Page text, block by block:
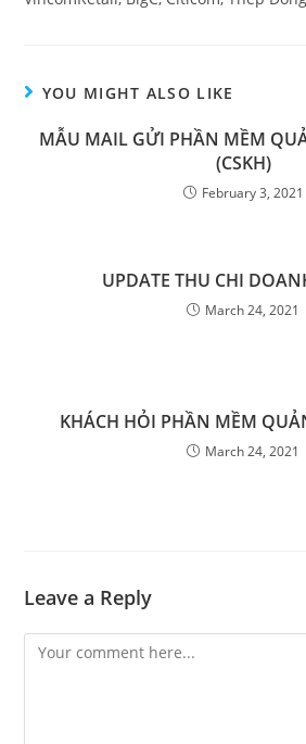
YOU MIGHT ALSO LIKE
MẪU MAIL GỬI PHẦN MỀM
(CSKH)
February 3, 2021
UPDATE THU CHI
March 24, 2021
KHÁCH HỎI PHẦN MỀM
March 24, 2021
Leave a Reply
Comment